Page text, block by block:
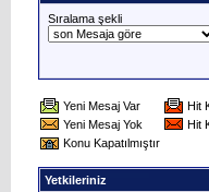
Sıralama şekli
Yeni Mesaj Var
Hit
Yeni Mesaj Yok
Hit
Konu Kapatılmıştır
Yetkileriniz